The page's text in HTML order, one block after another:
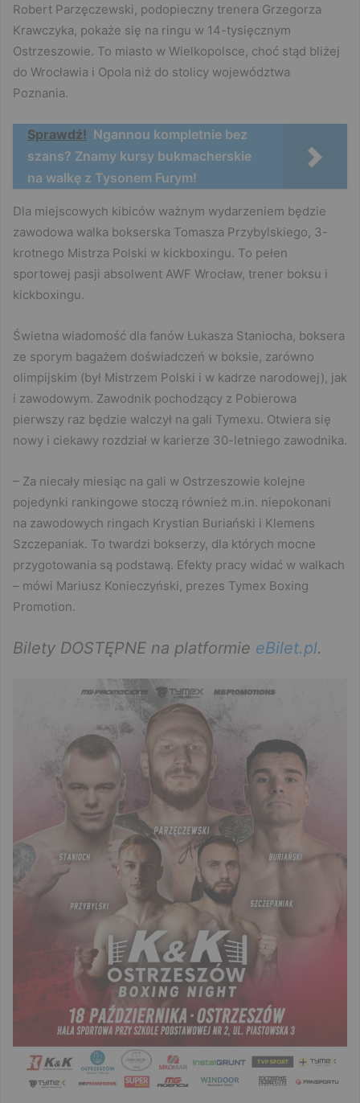
Robert Parzęczewski, podopieczny trenera Grzegorza
Krawczyka, pokaże się na ringu w 14-tysięcznym
Ostrzeszowie. To miasto w Wielkopolsce, choć stąd bliżej
do Wrocławia i Opola niż do stolicy województwa
Poznania.
Sprawdź! Ngannou kompletnie bez
szans? Znamy kursy bukmacherskie
na walkę z Tysonem Furym!
Dla miejscowych kibiców ważnym wydarzeniem będzie
zawodowa walka bokserska Tomasza Przybylskiego, 3-
krotnego Mistrza Polski w kickboxingu. To pełen
sportowej pasji absolwent AWF Wrocław, trener boksu i
kickboxingu.
Świetna wiadomość dla fanów Łukasza Staniocha, boksera
ze sporym bagażem doświadczeń w boksie, zarówno
olimpijskim (był Mistrzem Polski i w kadrze narodowej), jak
i zawodowym. Zawodnik pochodzący z Pobierowa
pierwszy raz będzie walczył na gali Tymexu. Otwiera się
nowy i ciekawy rozdział w karierze 30-letniego zawodnika.
– Za niecały miesiąc na gali w Ostrzeszowie kolejne
pojedynki rankingowe stoczą również m.in. niepokonani
na zawodowych ringach Krystian Buriański i Klemens
Szczepaniak. To twardzi bokserzy, dla których mocne
przygotowania są podstawą. Efekty pracy widać w walkach
– mówi Mariusz Konieczyński, prezes Tymex Boxing
Promotion.
Bilety DOSTĘPNE na platformie eBilet.pl.